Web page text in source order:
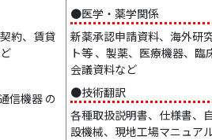
約、賃貸
信機器 の
●医学・薬学関係
新薬承認申請資料、海外研
ト等 、製薬、医療機器、
会議資料など
●技術翻訳
各種取扱説明書、仕様書、
設機械、現地工場マニュア